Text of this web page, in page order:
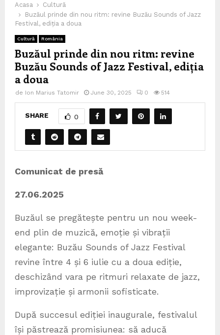
Acasa
Cultură
Buzăul prinde din nou ritm: revine Buzău Sounds of Jazz
Festival, ediția a doua
Cultură România
Buzăul prinde din nou ritm: revine
Buzău Sounds of Jazz Festival, ediția
a doua
de Ion Marius Tatomir June 30, 2025 0 514
SHARE 0
Comunicat de presă
27.06.2025
Buzăul se pregătește pentru un nou week-
end plin de muzică, emoție și vibrații
elegante: Buzău Sounds of Jazz Festival
revine între 4 și 6 iulie cu a doua ediție,
deschizând vara pe ritmuri relaxate de jazz,
improvizație și armonii sofisticate.
După succesul ediției inaugurale, festivalul
își păstrează promisiunea: să aducă